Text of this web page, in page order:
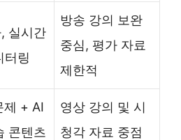
실시간
터링
방송 강의 보완
중심, 평가 자료
제한적
제 + AI
콘텐츠
영상 강의 및 시
청각 자료 중점